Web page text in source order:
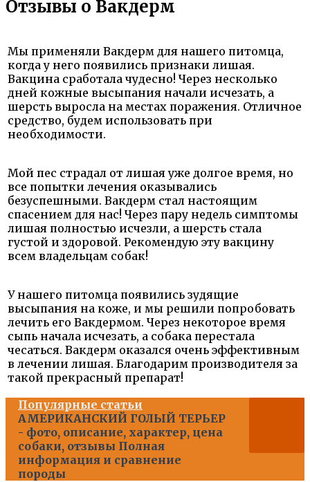
Отзывы о Вакдерм
Мы применяли Вакдерм для нашего питомца,
когда у него появились признаки лишая.
Вакцина сработала чудесно! Через несколько
дней кожные высыпания начали исчезать, а
шерсть выросла на местах поражения. Отличное
средство, будем использовать при
необходимости.
Мой пес страдал от лишая уже долгое время, но
все попытки лечения оказывались
безуспешными. Вакдерм стал настоящим
спасением для нас! Через пару недель симптомы
лишая полностью исчезли, а шерсть стала
густой и здоровой. Рекомендую эту вакцину
всем владельцам собак!
У нашего питомца появились зудящие
высыпания на коже, и мы решили попробовать
лечить его Вакдермом. Через некоторое время
сыпь начала исчезать, а собака перестала
чесаться. Вакдерм оказался очень эффективным
в лечении лишая. Благодарим производителя за
такой прекрасный препарат!
Популярные статьи
АМЕРИКАНСКИЙ ГОЛЫЙ ТЕРЬЕР
- фото, описание, характер, цена
собаки, отзывы Полная
информация и сравнение
породы